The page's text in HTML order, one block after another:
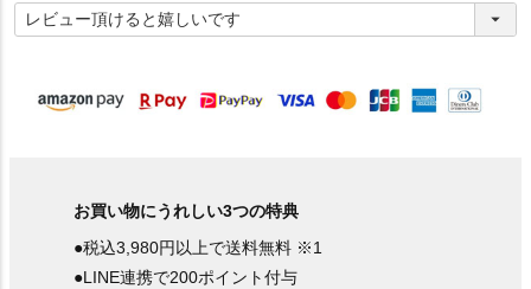
必
須
お買い物にうれしい3つの特典
●税込3,980円以上で送料無料 ※1
●LINE連携で200ポイント付与